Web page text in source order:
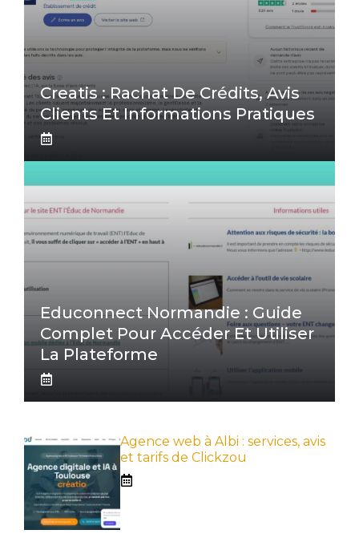
Creatis : Rachat De Crédits, Avis
Clients Et Informations Pratiques
Educonnect Normandie : Guide
Complet Pour Accéder Et Utiliser
La Plateforme
Agence web à Albi : services, avis
et tarifs de Clickzou